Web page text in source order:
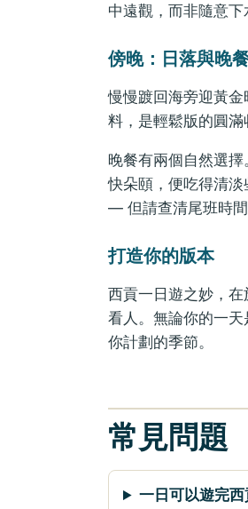
中遠觀，而非隨意下
傍晚：日落與晚
慢慢踱回海旁迎黃金
料，是輕鬆版的圓滿
晚餐有兩個自然選
快朵頤，便吃得清
— 但請查清尾班時間
打造你的版本
西貢一日遊之妙，
看人。無論你的一
你計劃的季節。
常見問題
一日可以遊完西